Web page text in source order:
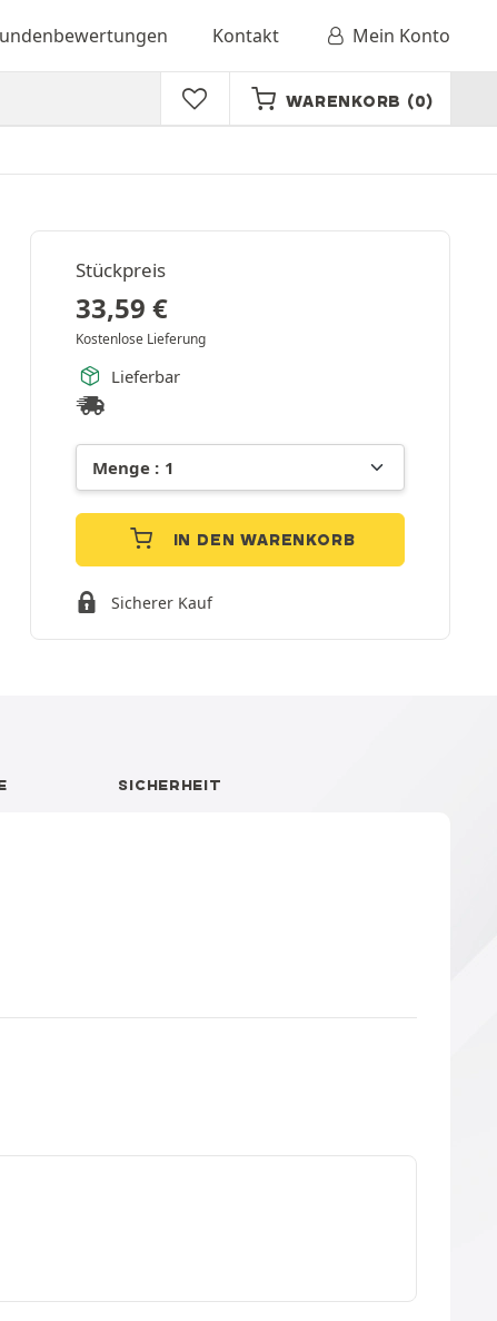
Kontakt Mein Konto
WARENKORB (0)
Stückpreis
33,59 €
Kostenlose Lieferung
Lieferbar
IN DEN WARENKORB
Sicherer Kauf
SICHERHEIT